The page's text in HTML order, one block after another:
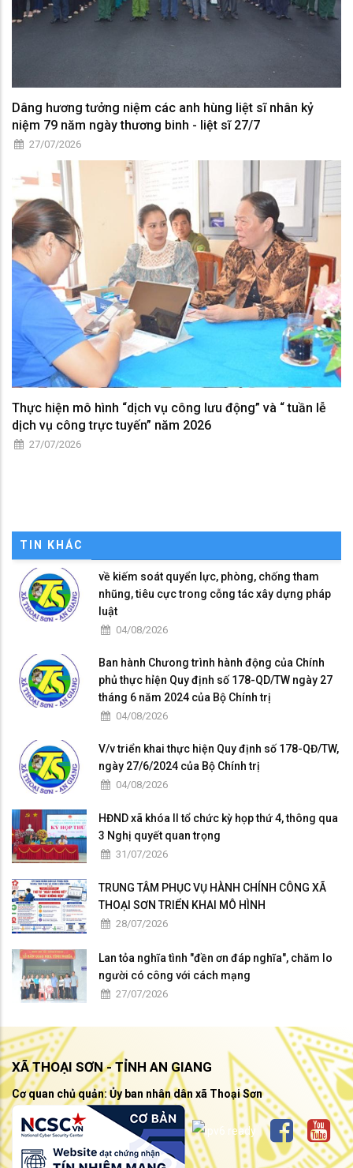
Dâng hương tưởng niệm các anh hùng liệt sĩ nhân kỷ
niệm 79 năm ngày thương binh - liệt sĩ 27/7
27/07/2026
Thực hiện mô hình “dịch vụ công lưu động” và “ tuần lễ
dịch vụ công trực tuyến” năm 2026
27/07/2026
TIN KHÁC
về kiếm soát quyển lực, phòng, chống tham
nhũng, tiêu cực trong cỗng tác xây dựng pháp
luật
04/08/2026
Ban hành Chưong trình hành động của Chính
phủ thực hỉện Quy định số 178-QD/TW ngày 27
tháng 6 năm 2024 của Bộ Chính trị
04/08/2026
V/v triển khai thực hiện Quy định số 178-QĐ/TW,
ngày 27/6/2024 của Bộ Chính trị
04/08/2026
HĐND xã khóa II tổ chức kỳ họp thứ 4, thông qua
3 Nghị quyết quan trọng
31/07/2026
TRUNG TÂM PHỤC VỤ HÀNH CHÍNH CÔNG XÃ
THOẠI SƠN TRIỂN KHAI MÔ HÌNH
28/07/2026
Lan tỏa nghĩa tình "đền ơn đáp nghĩa", chăm lo
người có công với cách mạng
27/07/2026
XÃ THOẠI SƠN - TỈNH AN GIANG
Cơ quan chủ quản: Ủy ban nhân dân xã Thoại Sơn